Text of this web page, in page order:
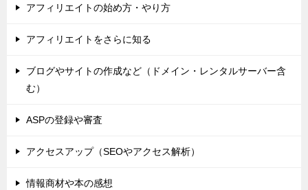
アフィリエイトの始め方・やり方
アフィリエイトをさらに知る
ブログやサイトの作成など（ドメイン・レンタルサーバー含
む）
ASPの登録や審査
アクセスアップ（SEOやアクセス解析）
情報商材や本の感想